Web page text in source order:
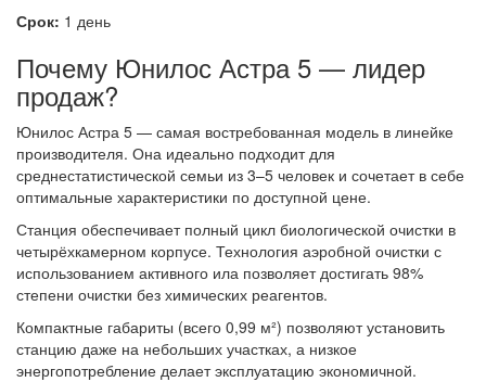
Срок: 1 день
Почему Юнилос Астра 5 — лидер
продаж?
Юнилос Астра 5 — самая востребованная модель в линейке
производителя. Она идеально подходит для
среднестатистической семьи из 3–5 человек и сочетает в себе
оптимальные характеристики по доступной цене.
Станция обеспечивает полный цикл биологической очистки в
четырёхкамерном корпусе. Технология аэробной очистки с
использованием активного ила позволяет достигать 98%
степени очистки без химических реагентов.
Компактные габариты (всего 0,99 м²) позволяют установить
станцию даже на небольших участках, а низкое
энергопотребление делает эксплуатацию экономичной.